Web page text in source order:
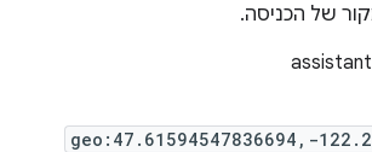
של הכניסה.
geo:47.61594547836694,-